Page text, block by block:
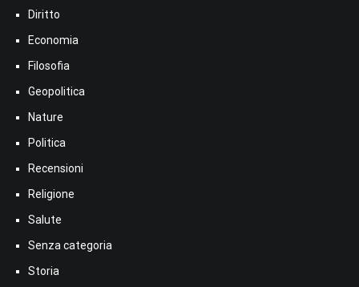
Diritto
Economia
Filosofia
Geopolitica
Nature
Politica
Recensioni
Religione
Salute
Senza categoria
Storia